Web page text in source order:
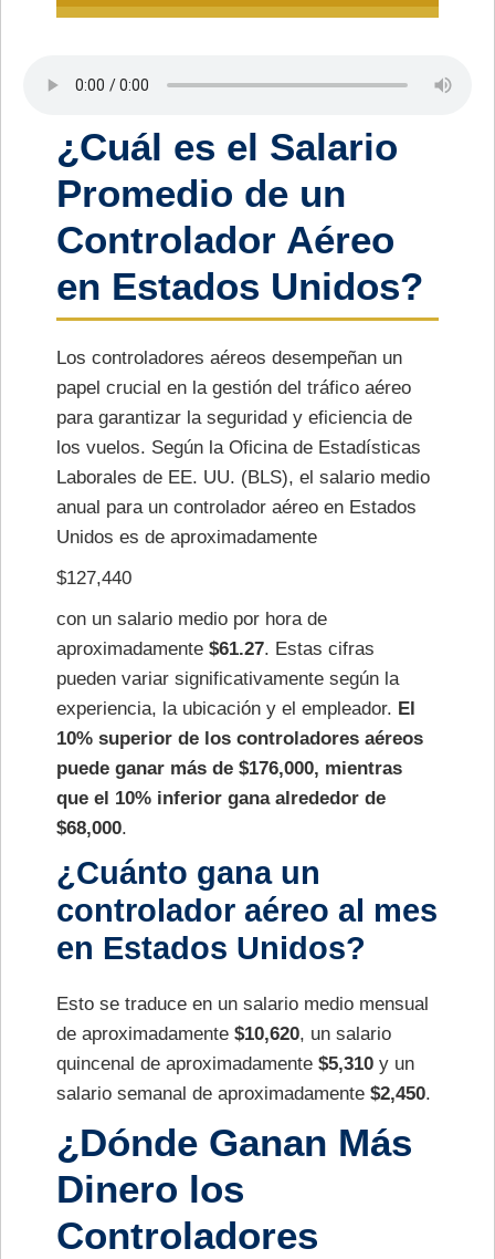
¿Cuál es el Salario
Promedio de un
Controlador Aéreo
en Estados Unidos?
Los controladores aéreos desempeñan un
papel crucial en la gestión del tráfico aéreo
para garantizar la seguridad y eficiencia de
los vuelos. Según la Oficina de Estadísticas
Laborales de EE. UU. (BLS), el salario medio
anual para un controlador aéreo en Estados
Unidos es de aproximadamente
$127,440
con un salario medio por hora de
aproximadamente $61.27. Estas cifras
pueden variar significativamente según la
experiencia, la ubicación y el empleador. El
10% superior de los controladores aéreos
puede ganar más de $176,000, mientras
que el 10% inferior gana alrededor de
$68,000.
¿Cuánto gana un
controlador aéreo al mes
en Estados Unidos?
Esto se traduce en un salario medio mensual
de aproximadamente $10,620, un salario
quincenal de aproximadamente $5,310 y un
salario semanal de aproximadamente $2,450.
¿Dónde Ganan Más
Dinero los
Controladores